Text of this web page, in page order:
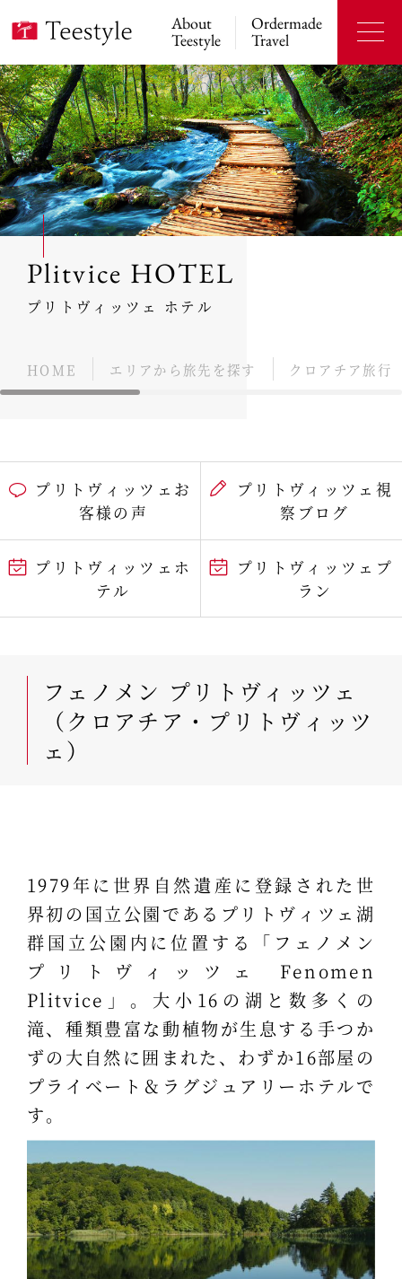
About
Teestyle
Ordermade
Travel
Plitvice HOTEL
プリトヴィッツェ ホテル
HOME エリアから旅先を探す クロアチア旅行
プリトヴィッツェお
客様の声
プリトヴィッツェ視
察ブログ
プリトヴィッツェホ
テル
プリトヴィッツェプ
ラン
フェノメン プリトヴィッツェ
（クロアチア・プリトヴィッツ
ェ）
1979年に世界自然遺産に登録された世
界初の国立公園であるプリトヴィツェ湖
群国立公園内に位置する「フェノメン
プリトヴィッツェ Fenomen
Plitvice」。大小16の湖と数多くの
滝、種類豊富な動植物が生息する手つか
ずの大自然に囲まれた、わずか16部屋の
プライベート＆ラグジュアリーホテルで
す。